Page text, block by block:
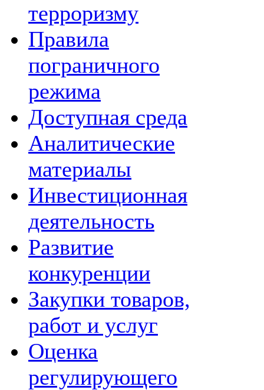
терроризму
Правила
пограничного
режима
Доступная среда
Аналитические
материалы
Инвестиционная
деятельность
Развитие
конкуренции
Закупки товаров,
работ и услуг
Оценка
регулирующего